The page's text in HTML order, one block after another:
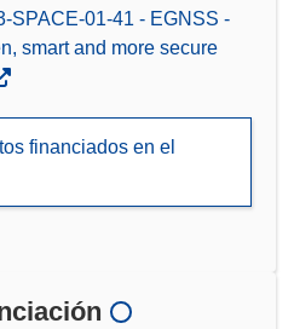
SPACE-01-41 - EGNSS -
smart and more secure
financiados en el